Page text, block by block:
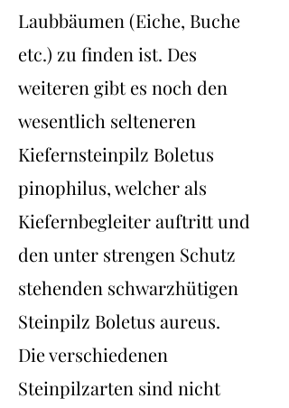
Laubbäumen (Eiche, Buche
etc.) zu finden ist. Des
weiteren gibt es noch den
wesentlich selteneren
Kiefernsteinpilz Boletus
pinophilus, welcher als
Kiefernbegleiter auftritt und
den unter strengen Schutz
stehenden schwarzhütigen
Steinpilz Boletus aureus.
Die verschiedenen
Steinpilzarten sind nicht